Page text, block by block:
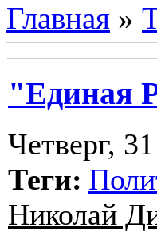
Главная »
"Единая
Четверг,
Теги:
Николай